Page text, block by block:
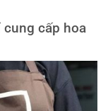
cấp hoa